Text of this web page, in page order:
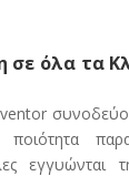
σε όλα τα
εγγυώνται